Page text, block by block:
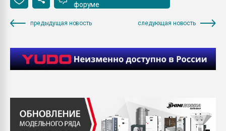
форуме
предыдущая новость следующая новость